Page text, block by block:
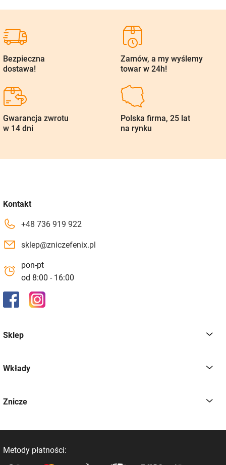
Bezpieczna
dostawa!
Zamów, a my wyślemy
towar w 24h!
Gwarancja zwrotu
w 14 dni
Polska firma, 25 lat
na rynku
Kontakt
+48 736 919 922
sklep@zniczefenix.pl
pon-pt
od 8:00 - 16:00
Sklep
Wkłady
Znicze
Metody płatności: